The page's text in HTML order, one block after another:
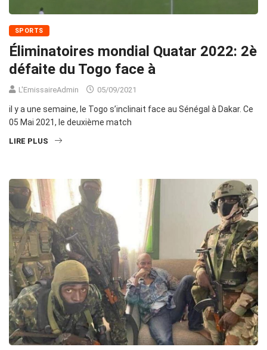
SPORTS
Éliminatoires mondial Quatar 2022: 2è
défaite du Togo face à
L'EmissaireAdmin 05/09/2021
il y a une semaine, le Togo s’inclinait face au Sénégal à Dakar. Ce
05 Mai 2021, le deuxième match
LIRE PLUS